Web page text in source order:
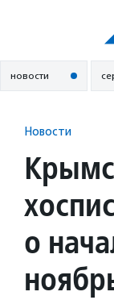
новости
Новости
о